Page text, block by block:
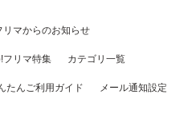
リマからのお知らせ
フリマ特集 カテゴリ一覧
たんご利用ガイド メール通知設定